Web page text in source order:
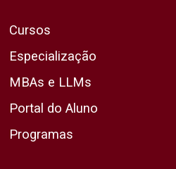
Cursos
Especialização
MBAs e LLMs
Portal do Aluno
Programas